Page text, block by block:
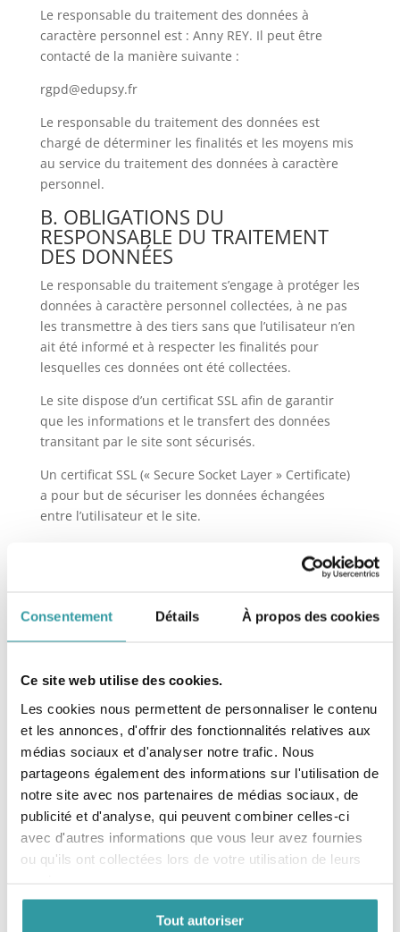
Consentement Détails À propos des cookies
Ce site web utilise des cookies.
Les cookies nous permettent de personnaliser le contenu
et les annonces, d'offrir des fonctionnalités relatives aux
médias sociaux et d'analyser notre trafic. Nous
partageons également des informations sur l'utilisation de
notre site avec nos partenaires de médias sociaux, de
publicité et d'analyse, qui peuvent combiner celles-ci
avec d'autres informations que vous leur avez fournies
ou qu'ils ont collectées lors de votre utilisation de leurs
Tout autoriser
Le responsable du traitement des données à
caractère personnel est : Anny REY. Il peut être
contacté de la manière suivante :
rgpd@edupsy.fr
Le responsable du traitement des données est
chargé de déterminer les finalités et les moyens mis
au service du traitement des données à caractère
personnel.
B. OBLIGATIONS DU
RESPONSABLE DU TRAITEMENT
DES DONNÉES
Le responsable du traitement s’engage à protéger les
données à caractère personnel collectées, à ne pas
les transmettre à des tiers sans que l’utilisateur n’en
ait été informé et à respecter les finalités pour
lesquelles ces données ont été collectées.
Le site dispose d’un certificat SSL afin de garantir
que les informations et le transfert des données
transitant par le site sont sécurisés.
Un certificat SSL (« Secure Socket Layer » Certificate)
a pour but de sécuriser les données échangées
entre l’utilisateur et le site.
s’engage à notifier l’utilisateur en cas de rectification
n’entraîne pour lui des formalités, coûts et
sécurité des données à caractère personnel de
l’utilisateur est compromise, le responsable du
traitement s’engage à informer l’utilisateur par tout
moyen.
C. LE DÉLÉGUÉ À LA PROTECTION
DES DONNÉES
Par ailleurs, l’utilisateur est informé que la personne
suivante a été nommée Délégué à la Protection des
Données : Association Verte Provence.
Le rôle du Délégué à la Protection des Données et de
s’assurer la bonne mise en oeuvre des dispositions